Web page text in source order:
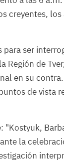
creyentes, los
ser
Región de
en su
de vista
"Kostyuk,
la